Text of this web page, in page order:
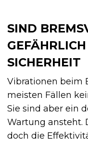
SIND
SICHERHEIT
Vibrationen beim
meisten Fällen
Sie sind aber ein
Wartung ansteht.
doch die